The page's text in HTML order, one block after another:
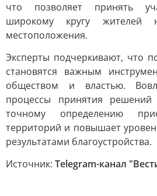
что позволяет принять
широкому кругу жителей
местоположения.
Эксперты подчеркивают, что
становятся важным
обществом и властью.
процессы принятия решений
точному определению
территорий и повышает
результатами благоустройства.
Источник: Telegram-канал